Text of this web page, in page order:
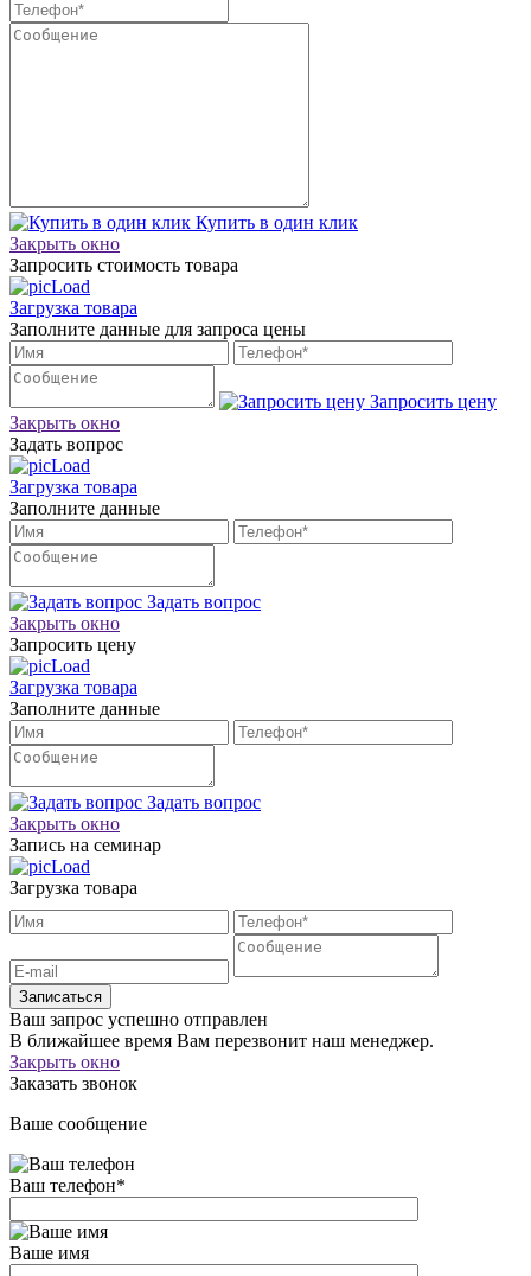
Купить в один клик
Закрыть окно
Запросить стоимость товара
Загрузка товара
Заполните данные для запроса цены
Запросить цену
Закрыть окно
Задать вопрос
Загрузка товара
Заполните данные
Задать вопрос
Закрыть окно
Запросить цену
Загрузка товара
Заполните данные
Задать вопрос
Закрыть окно
Запись на семинар
Загрузка товара
Записаться
Ваш запрос успешно отправлен
В ближайшее время Вам перезвонит наш менеджер.
Закрыть окно
Заказать звонок
Ваше сообщение
Ваш телефон*
Ваше имя